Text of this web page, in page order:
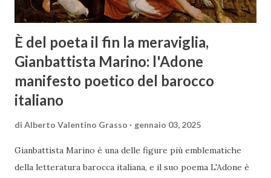
È del poeta il fin la meraviglia,
Gianbattista Marino: l'Adone
manifesto poetico del barocco
italiano
di Alberto Valentino Grasso gennaio 03, 2025
Gianbattista Marino è una delle figure più emblematiche
della letteratura barocca italiana, e il suo poema L'Adone è